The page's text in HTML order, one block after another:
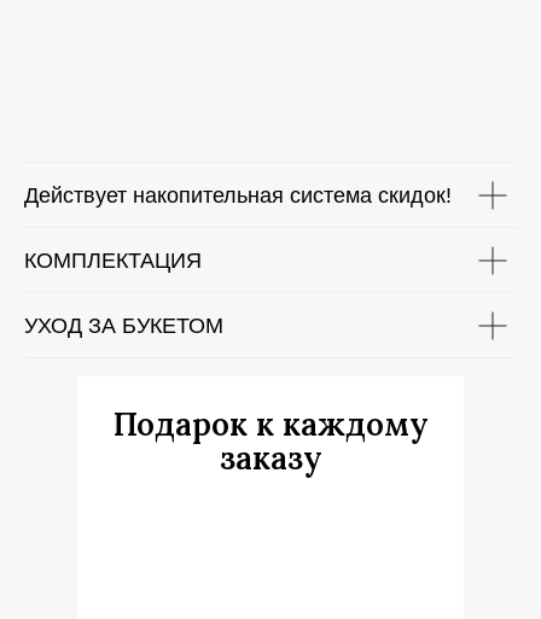
Действует накопительная система скидок!
КОМПЛЕКТАЦИЯ
УХОД ЗА БУКЕТОМ
Подарок к каждому
заказу